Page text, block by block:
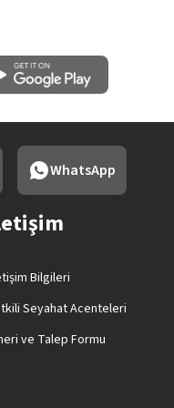
WhatsApp
Bilgileri
Seyahat Acenteleri
ve Talep Formu